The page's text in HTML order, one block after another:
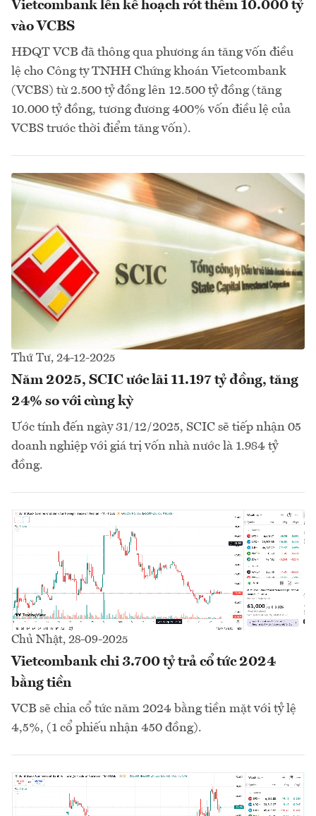
Vietcombank lên kế hoạch rót thêm 10.000 tỷ
vào VCBS
HĐQT VCB đã thông qua phương án tăng vốn điều
lệ cho Công ty TNHH Chứng khoán Vietcombank
(VCBS) từ 2.500 tỷ đồng lên 12.500 tỷ đồng (tăng
10.000 tỷ đồng, tương đương 400% vốn điều lệ của
VCBS trước thời điểm tăng vốn).
Thứ Tư, 24-12-2025
Năm 2025, SCIC ước lãi 11.197 tỷ đồng, tăng
24% so với cùng kỳ
Ước tính đến ngày 31/12/2025, SCIC sẽ tiếp nhận 05
doanh nghiệp với giá trị vốn nhà nước là 1.984 tỷ
đồng.
Chủ Nhật, 28-09-2025
Vietcombank chi 3.700 tỷ trả cổ tức 2024
bằng tiền
VCB sẽ chia cổ tức năm 2024 bằng tiền mặt với tỷ lệ
4,5%, (1 cổ phiếu nhận 450 đồng).